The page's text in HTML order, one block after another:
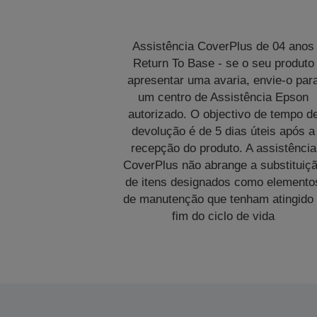
Assistência CoverPlus de 04 anos
Return To Base - se o seu produto
apresentar uma avaria, envie-o
um centro de Assistência Epson
autorizado. O objectivo de tempo
devolução é de 5 dias úteis após a
recepção do produto. A assistência
CoverPlus não abrange a
de itens designados como
de manutenção que tenham atingido
fim do ciclo de vida